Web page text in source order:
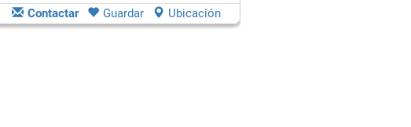
Contactar Guardar Ubicación